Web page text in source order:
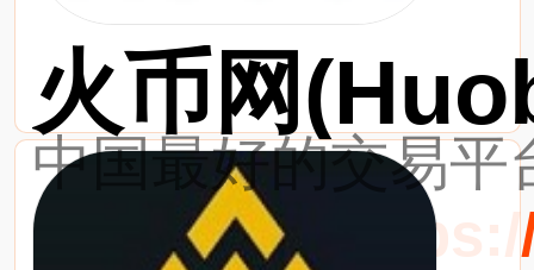
火币网
中国最好的交易平
最新网址：